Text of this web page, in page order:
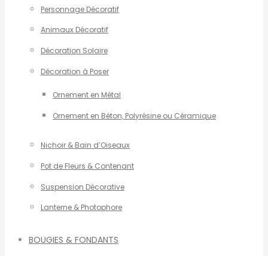
Personnage Décoratif
Animaux Décoratif
Décoration Solaire
Décoration à Poser
Ornement en Métal
Ornement en Béton, Polyrésine ou Céramique
Nichoir & Bain d’Oiseaux
Pot de Fleurs & Contenant
Suspension Décorative
Lanterne & Photophore
BOUGIES & FONDANTS